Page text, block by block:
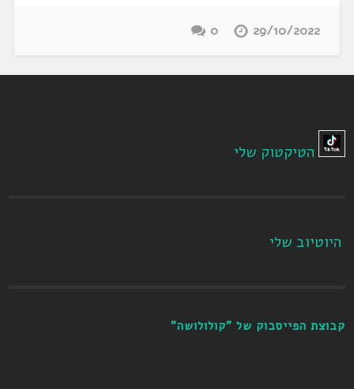
29/10/2022
0
הטיקטוק שלי
היוטיוב שלי
קבוצת הפייסבוק של "קולולושה"